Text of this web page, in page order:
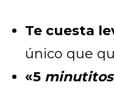
Te cuesta
único que
«5 minutitos